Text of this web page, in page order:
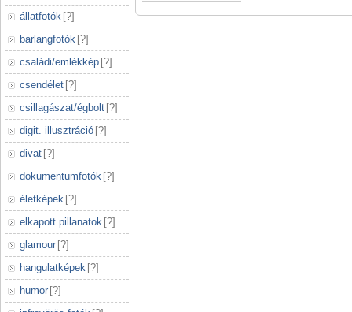
állatfotók [?]
barlangfotók [?]
családi/emlékkép [?]
csendélet [?]
csillagászat/égbolt [?]
digit. illusztráció [?]
divat [?]
dokumentumfotók [?]
életképek [?]
elkapott pillanatok [?]
glamour [?]
hangulatképek [?]
humor [?]